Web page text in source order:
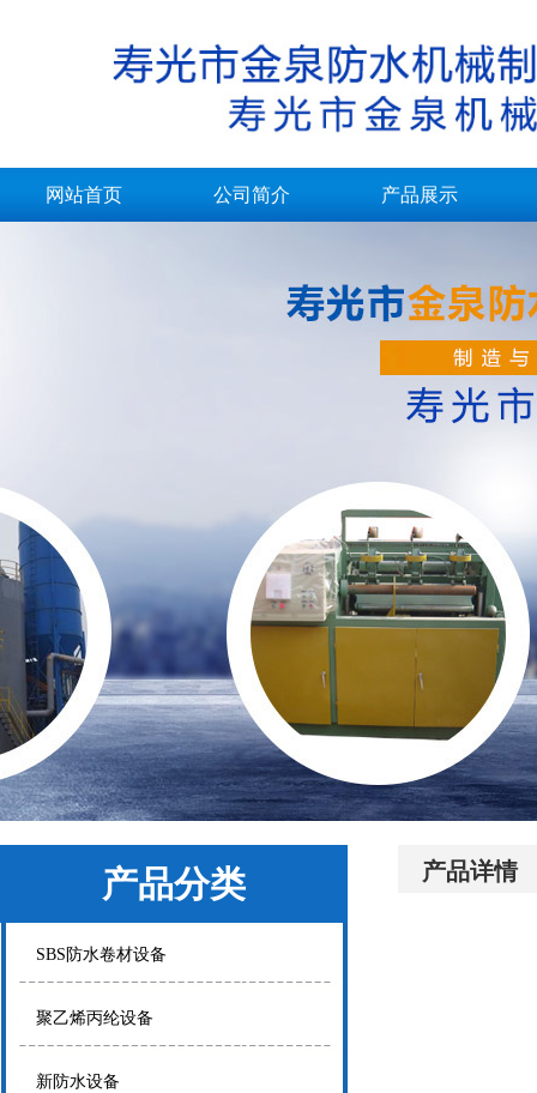
网站首页 公司简介 产品展示
产品分类
SBS防水卷材设备
聚乙烯丙纶设备
新防水设备
产品详情